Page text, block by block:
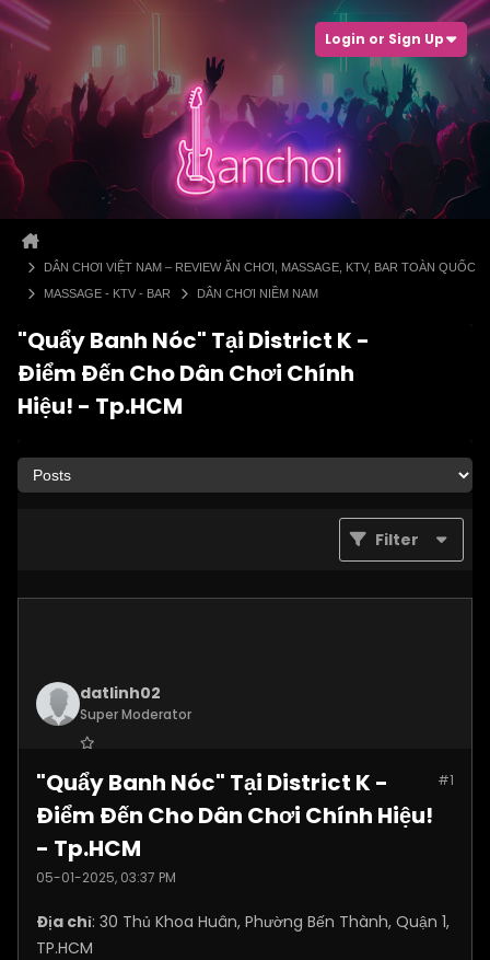
Login or Sign Up
DÂN CHƠI VIỆT NAM – REVIEW ĂN CHƠI, MASSAGE, KTV, BAR TOÀN QUỐC
MASSAGE - KTV - BAR
DÂN CHƠI NIỀM NAM
"Quẩy Banh Nóc" Tại District K -
Điểm Đến Cho Dân Chơi Chính
Hiệu! - Tp.HCM
Filter
datlinh02
Super Moderator
Posts:7876 #1
"Quẩy Banh Nóc" Tại District K -
Điểm Đến Cho Dân Chơi Chính Hiệu!
- Tp.HCM
05-01-2025, 03:37 PM
Địa chỉ: 30 Thủ Khoa Huân, Phường Bến Thành, Quận 1,
TP.HCM